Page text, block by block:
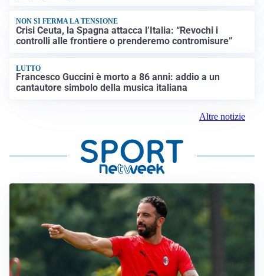
NON SI FERMA LA TENSIONE
Crisi Ceuta, la Spagna attacca l’Italia: “Revochi i
controlli alle frontiere o prenderemo contromisure”
LUTTO
Francesco Guccini è morto a 86 anni: addio a un
cantautore simbolo della musica italiana
Altre notizie